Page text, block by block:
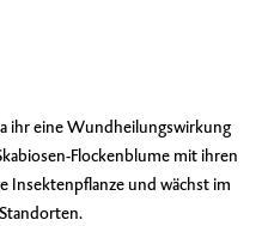
ihr eine Wundheilungswirkung
Flockenblume mit ihren
Insektenpflanze und wächst im